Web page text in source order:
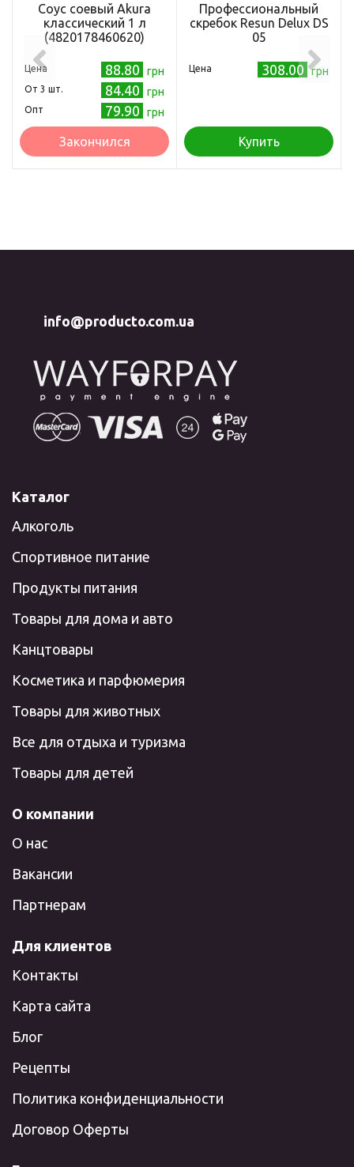
Соус соевый Akura
классический 1 л
(4820178460620)
Цена 88.80 грн
Oт 3 шт. 84.40 грн
Опт 79.90 грн
Закончился
Професcиональный
скребок Resun Delux DS
05
Цена 308.00 грн
Купить
info@producto.com.ua
Каталог
Алкоголь
Спортивное питание
Продукты питания
Товары для дома и авто
Канцтовары
Косметика и парфюмерия
Товары для животных
Все для отдыха и туризма
Товары для детей
О компании
О нас
Вакансии
Партнерам
Для клиентов
Контакты
Карта сайта
Блог
Рецепты
Политика конфиденциальности
Договор Оферты